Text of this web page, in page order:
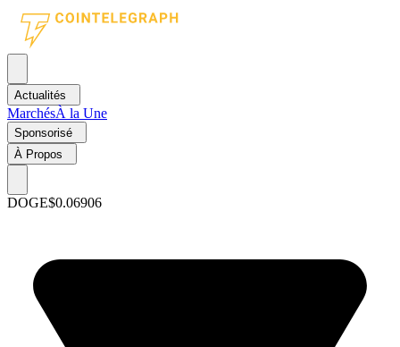
Actualités
MarchésÀ la Une
Sponsorisé
À Propos
DOGE$0.06906